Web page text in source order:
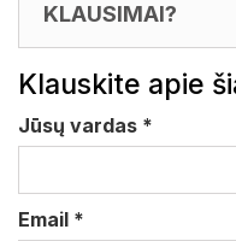
KLAUSIMAI?
Klauskite apie
Jūsų vardas *
Email *